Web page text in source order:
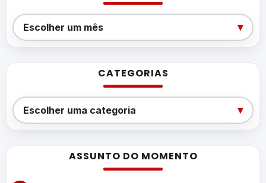
Arquivos
Escolher um mês ▾
CATEGORIAS
Categorias
Escolher uma categoria ▾
ASSUNTO DO MOMENTO